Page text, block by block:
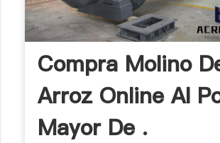
Compra Molino
Arroz Online Al
Mayor De .